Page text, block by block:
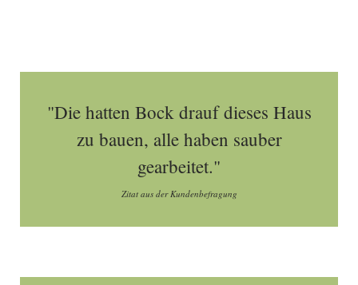
"Die hatten Bock drauf dieses Haus
zu bauen, alle haben sauber
gearbeitet."
Zitat aus der Kundenbefragung